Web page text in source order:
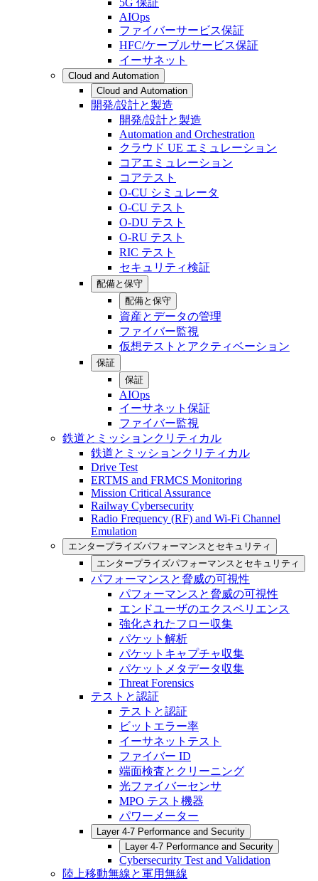
5G 保証
AIOps
ファイバーサービス保証
HFC/ケーブルサービス保証
イーサネット
Cloud and Automation
Cloud and Automation
開発/設計と製造
開発/設計と製造
Automation and Orchestration
クラウド UE エミュレーション
コアエミュレーション
コアテスト
O-CU シミュレータ
O-CU テスト
O-DU テスト
O-RU テスト
RIC テスト
セキュリティ検証
配備と保守
配備と保守
資産とデータの管理
ファイバー監視
仮想テストとアクティベーション
保証
保証
AIOps
イーサネット保証
ファイバー監視
鉄道とミッションクリティカル
鉄道とミッションクリティカル
Drive Test
ERTMS and FRMCS Monitoring
Mission Critical Assurance
Railway Cybersecurity
Radio Frequency (RF) and Wi-Fi Channel
Emulation
エンタープライズパフォーマンスとセキュリティ
エンタープライズパフォーマンスとセキュリティ
パフォーマンスと脅威の可視性
パフォーマンスと脅威の可視性
エンドユーザのエクスペリエンス
強化されたフロー収集
パケット解析
パケットキャプチャ収集
パケットメタデータ収集
Threat Forensics
テストと認証
テストと認証
ビットエラー率
イーサネットテスト
ファイバー ID
端面検査とクリーニング
光ファイバーセンサ
MPO テスト機器
パワーメーター
Layer 4-7 Performance and Security
Layer 4-7 Performance and Security
Cybersecurity Test and Validation
陸上移動無線と軍用無線